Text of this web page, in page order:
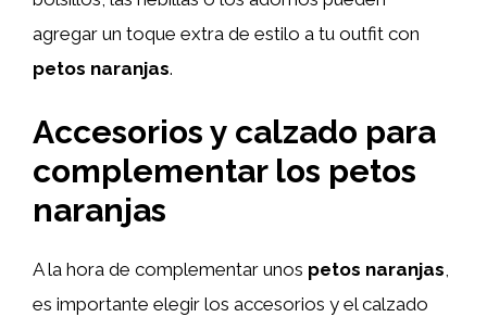
agregar un toque extra de estilo a tu outfit con
petos naranjas.
Accesorios y calzado para
complementar los petos
naranjas
A la hora de complementar unos petos naranjas,
es importante elegir los accesorios y el calzado